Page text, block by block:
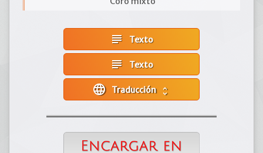
subject Texto
subject Texto
language unfold_more